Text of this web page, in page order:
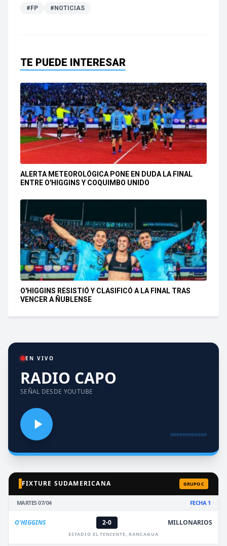
#FP
#NOTICIAS
TE PUEDE INTERESAR
ALERTA METEOROLÓGICA PONE EN DUDA LA FINAL
ENTRE O'HIGGINS Y COQUIMBO UNIDO
O'HIGGINS RESISTIÓ Y CLASIFICÓ A LA FINAL TRAS
VENCER A ÑUBLENSE
EN VIVO
RADIO CAPO
SEÑAL DESDE YOUTUBE
FIXTURE SUDAMERICANA GRUPO C
MARTES 07/04 FECHA 1
O'HIGGINS 2-0 MILLONARIOS
ESTADIO EL TENIENTE, RANCAGUA